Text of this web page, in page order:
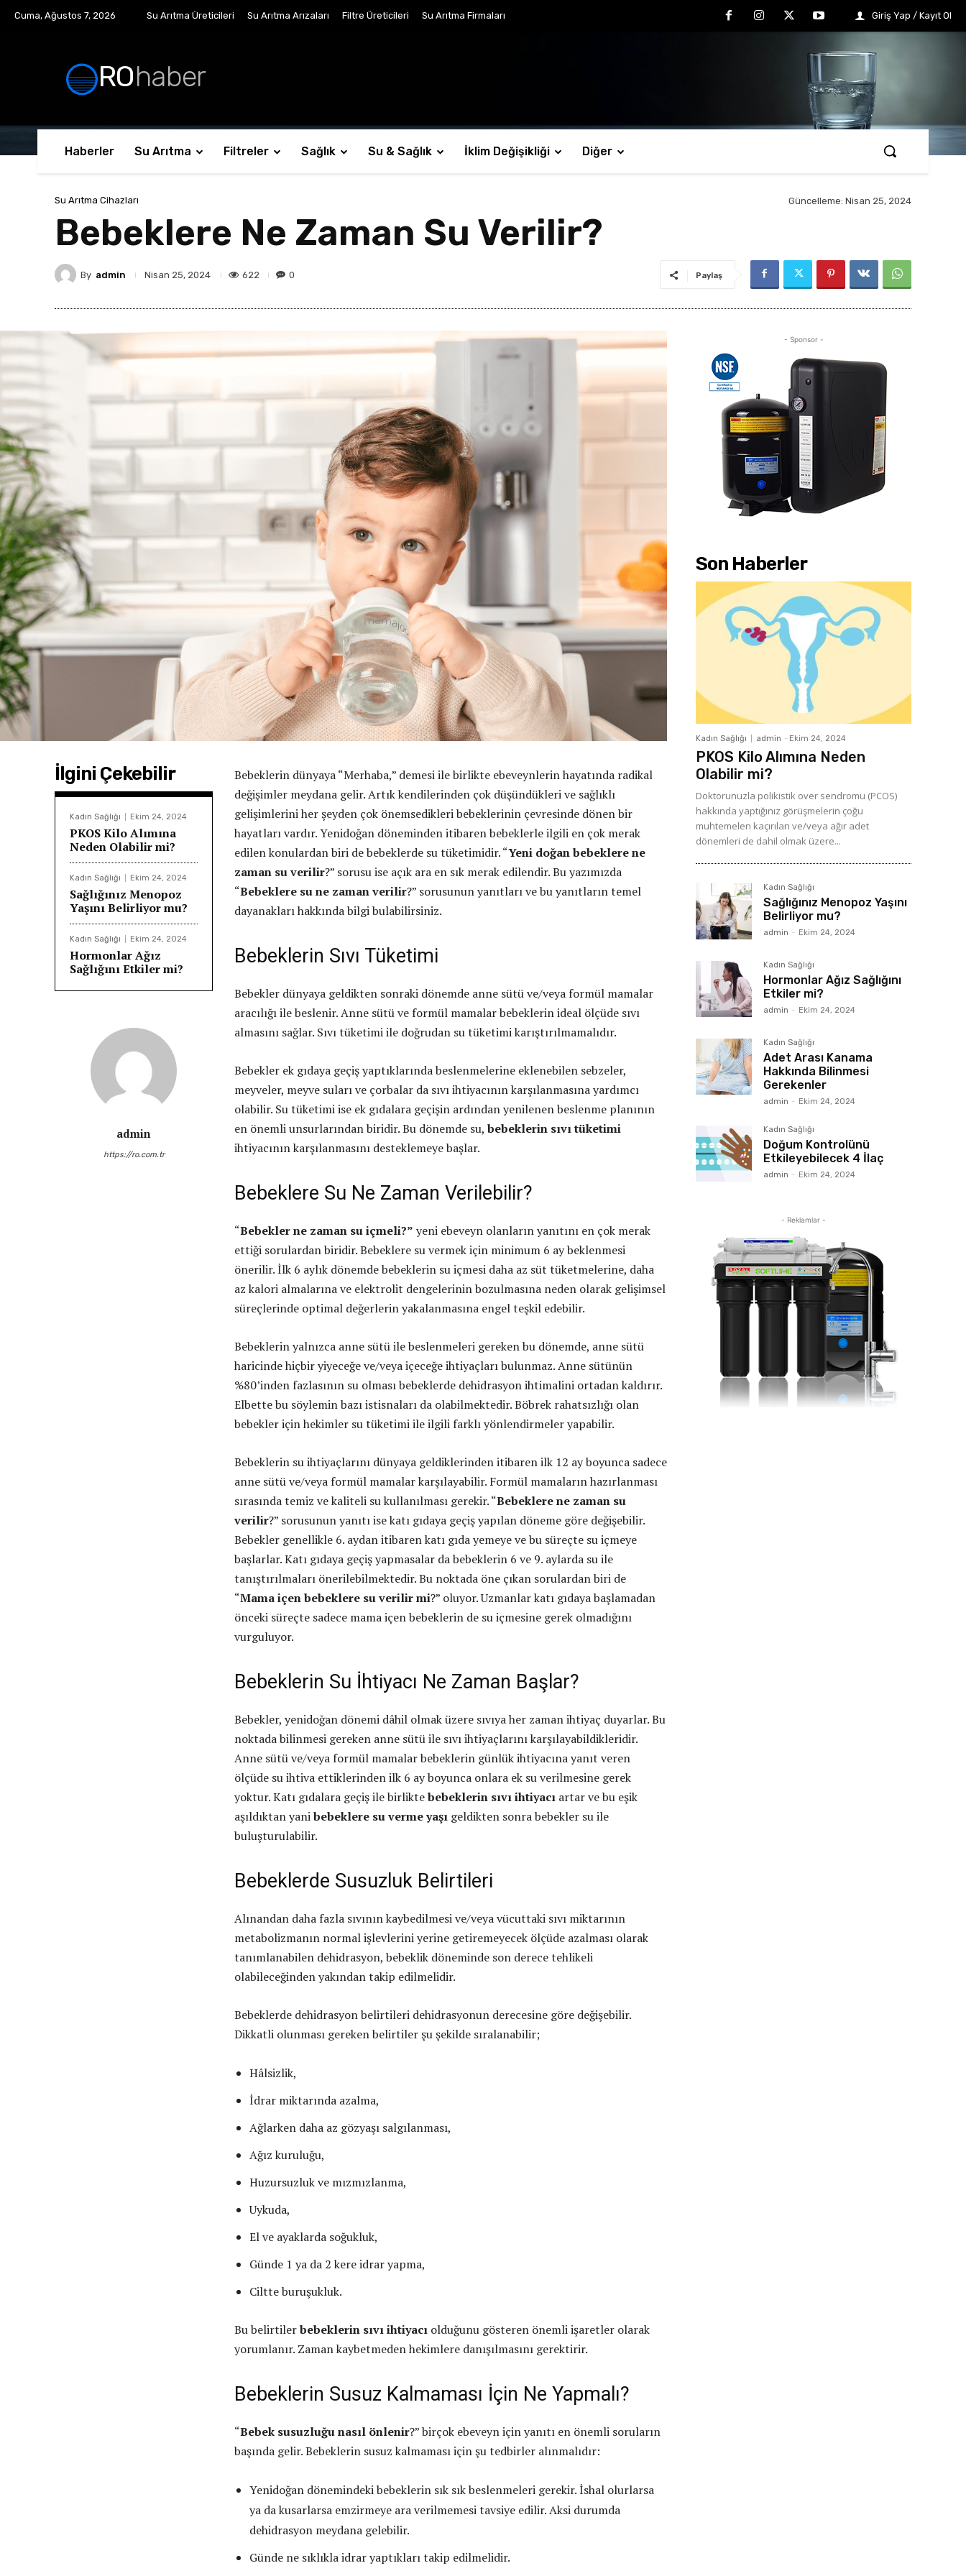
Cuma, Ağustos 7, 2026 Su Arıtma Üreticileri Su Arıtma Arızaları Filtre Üreticileri Su Arıtma Firmaları Giriş Yap / Kayıt Ol
ROhaber
Haberler Su Arıtma Filtreler Sağlık Su & Sağlık İklim Değişikliği Diğer
Su Arıtma Cihazları Güncelleme: Nisan 25, 2024
Bebeklere Ne Zaman Su Verilir?
By admin Nisan 25, 2024 622 0 Paylaş
İlgini Çekebilir
Kadın Sağlığı Ekim 24, 2024
PKOS Kilo Alımına
Neden Olabilir mi?
Kadın Sağlığı Ekim 24, 2024
Sağlığınız Menopoz
Yaşını Belirliyor mu?
Kadın Sağlığı Ekim 24, 2024
Hormonlar Ağız
Sağlığını Etkiler mi?
admin
https://ro.com.tr
Bebeklerin dünyaya “Merhaba,” demesi ile birlikte ebeveynlerin hayatında radikal
değişimler meydana gelir. Artık kendilerinden çok düşündükleri ve sağlıklı
gelişimlerini her şeyden çok önemsedikleri bebeklerinin çevresinde dönen bir
hayatları vardır. Yenidoğan döneminden itibaren bebeklerle ilgili en çok merak
edilen konulardan biri de bebeklerde su tüketimidir. “Yeni doğan bebeklere ne
zaman su verilir?” sorusu ise açık ara en sık merak edilendir. Bu yazımızda
“Bebeklere su ne zaman verilir?” sorusunun yanıtları ve bu yanıtların temel
dayanakları hakkında bilgi bulabilirsiniz.
Bebeklerin Sıvı Tüketimi
Bebekler dünyaya geldikten sonraki dönemde anne sütü ve/veya formül mamalar
aracılığı ile beslenir. Anne sütü ve formül mamalar bebeklerin ideal ölçüde sıvı
almasını sağlar. Sıvı tüketimi ile doğrudan su tüketimi karıştırılmamalıdır.
Bebekler ek gıdaya geçiş yaptıklarında beslenmelerine eklenebilen sebzeler,
meyveler, meyve suları ve çorbalar da sıvı ihtiyacının karşılanmasına yardımcı
olabilir. Su tüketimi ise ek gıdalara geçişin ardından yenilenen beslenme planının
en önemli unsurlarından biridir. Bu dönemde su, bebeklerin sıvı tüketimi
ihtiyacının karşılanmasını desteklemeye başlar.
Bebeklere Su Ne Zaman Verilebilir?
“Bebekler ne zaman su içmeli?” yeni ebeveyn olanların yanıtını en çok merak
ettiği sorulardan biridir. Bebeklere su vermek için minimum 6 ay beklenmesi
önerilir. İlk 6 aylık dönemde bebeklerin su içmesi daha az süt tüketmelerine, daha
az kalori almalarına ve elektrolit dengelerinin bozulmasına neden olarak gelişimsel
süreçlerinde optimal değerlerin yakalanmasına engel teşkil edebilir.
Bebeklerin yalnızca anne sütü ile beslenmeleri gereken bu dönemde, anne sütü
haricinde hiçbir yiyeceğe ve/veya içeceğe ihtiyaçları bulunmaz. Anne sütünün
%80’inden fazlasının su olması bebeklerde dehidrasyon ihtimalini ortadan kaldırır.
Elbette bu söylemin bazı istisnaları da olabilmektedir. Böbrek rahatsızlığı olan
bebekler için hekimler su tüketimi ile ilgili farklı yönlendirmeler yapabilir.
Bebeklerin su ihtiyaçlarını dünyaya geldiklerinden itibaren ilk 12 ay boyunca sadece
anne sütü ve/veya formül mamalar karşılayabilir. Formül mamaların hazırlanması
sırasında temiz ve kaliteli su kullanılması gerekir. “Bebeklere ne zaman su
verilir?” sorusunun yanıtı ise katı gıdaya geçiş yapılan döneme göre değişebilir.
Bebekler genellikle 6. aydan itibaren katı gıda yemeye ve bu süreçte su içmeye
başlarlar. Katı gıdaya geçiş yapmasalar da bebeklerin 6 ve 9. aylarda su ile
tanıştırılmaları önerilebilmektedir. Bu noktada öne çıkan sorulardan biri de
“Mama içen bebeklere su verilir mi?” oluyor. Uzmanlar katı gıdaya başlamadan
önceki süreçte sadece mama içen bebeklerin de su içmesine gerek olmadığını
vurguluyor.
Bebeklerin Su İhtiyacı Ne Zaman Başlar?
Bebekler, yenidoğan dönemi dâhil olmak üzere sıvıya her zaman ihtiyaç duyarlar. Bu
noktada bilinmesi gereken anne sütü ile sıvı ihtiyaçlarını karşılayabildikleridir.
Anne sütü ve/veya formül mamalar bebeklerin günlük ihtiyacına yanıt veren
ölçüde su ihtiva ettiklerinden ilk 6 ay boyunca onlara ek su verilmesine gerek
yoktur. Katı gıdalara geçiş ile birliktebebeklerin sıvı ihtiyacı artar ve bu eşik
aşıldıktan yanibebeklere su verme yaşı geldikten sonra bebekler su ile
buluşturulabilir.
Bebeklerde Susuzluk Belirtileri
Alınandan daha fazla sıvının kaybedilmesi ve/veya vücuttaki sıvı miktarının
metabolizmanın normal işlevlerini yerine getiremeyecek ölçüde azalması olarak
tanımlanabilen dehidrasyon, bebeklik döneminde son derece tehlikeli
olabileceğinden yakından takip edilmelidir.
Bebeklerde dehidrasyon belirtileri dehidrasyonun derecesine göre değişebilir.
Dikkatli olunması gereken belirtiler şu şekilde sıralanabilir;
Hâlsizlik,
İdrar miktarında azalma,
Ağlarken daha az gözyaşı salgılanması,
Ağız kuruluğu,
Huzursuzluk ve mızmızlanma,
Uykuda,
El ve ayaklarda soğukluk,
Günde 1 ya da 2 kere idrar yapma,
Ciltte buruşukluk.
Bu belirtilerbebeklerin sıvı ihtiyacı olduğunu gösteren önemli işaretler olarak
yorumlanır. Zaman kaybetmeden hekimlere danışılmasını gerektirir.
Bebeklerin Susuz Kalmaması İçin Ne Yapmalı?
“Bebek susuzluğu nasıl önlenir?” birçok ebeveyn için yanıtı en önemli soruların
başında gelir. Bebeklerin susuz kalmaması için şu tedbirler alınmalıdır:
Yenidoğan dönemindeki bebeklerin sık sık beslenmeleri gerekir. İshal olurlarsa
ya da kusarlarsa emzirmeye ara verilmemesi tavsiye edilir. Aksi durumda
dehidrasyon meydana gelebilir.
Günde ne sıklıkla idrar yaptıkları takip edilmelidir.
- Sponsor -
Son Haberler
Kadın Sağlığı admin - Ekim 24, 2024
PKOS Kilo Alımına Neden
Olabilir mi?
Doktorunuzla polikistik over sendromu (PCOS)
hakkında yaptığınız görüşmelerin çoğu
muhtemelen kaçırılan ve/veya ağır adet
dönemleri de dahil olmak üzere...
Kadın Sağlığı
Sağlığınız Menopoz Yaşını
Belirliyor mu?
admin - Ekim 24, 2024
Kadın Sağlığı
Hormonlar Ağız Sağlığını
Etkiler mi?
admin - Ekim 24, 2024
Kadın Sağlığı
Adet Arası Kanama
Hakkında Bilinmesi
Gerekenler
admin - Ekim 24, 2024
Kadın Sağlığı
Doğum Kontrolünü
Etkileyebilecek 4 İlaç
admin - Ekim 24, 2024
- Reklamlar -